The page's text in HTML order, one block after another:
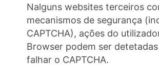
Nalguns websites terceiros
mecanismos de segurança
CAPTCHA), ações do
Browser podem ser
falhar o CAPTCHA.